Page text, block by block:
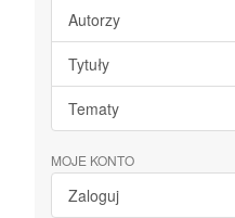
Autorzy
Tytuły
Tematy
MOJE KONTO
Zaloguj